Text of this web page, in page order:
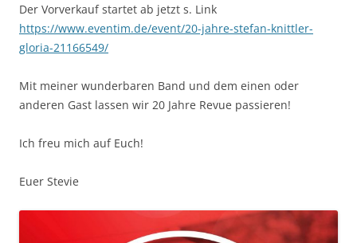
Der Vorverkauf startet ab jetzt s. Link
https://www.eventim.de/event/20-jahre-stefan-knittler-
gloria-21166549/
Mit meiner wunderbaren Band und dem einen oder
anderen Gast lassen wir 20 Jahre Revue passieren!
Ich freu mich auf Euch!
Euer Stevie